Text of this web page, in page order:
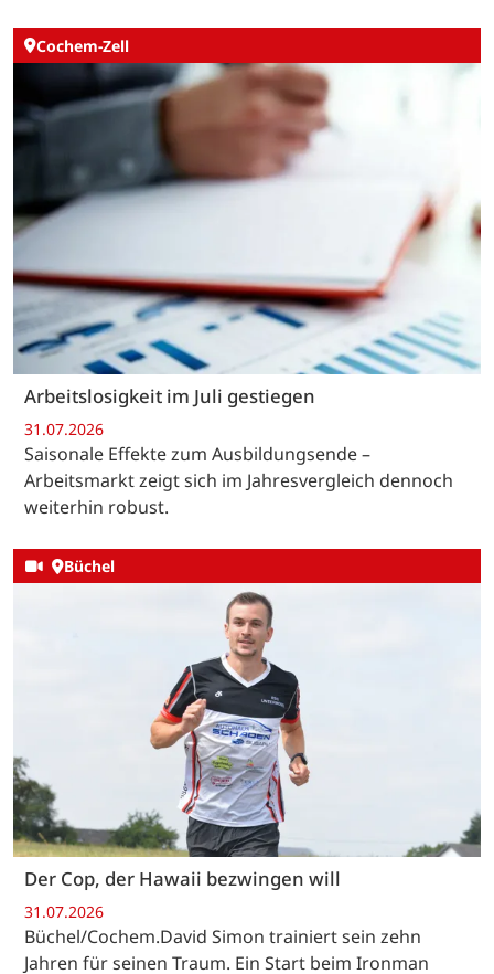
Cochem-Zell
Arbeitslosigkeit im Juli gestiegen
31.07.2026
Saisonale Effekte zum Ausbildungsende –
Arbeitsmarkt zeigt sich im Jahresvergleich dennoch
weiterhin robust.
Büchel
Der Cop, der Hawaii bezwingen will
31.07.2026
Büchel/Cochem.David Simon trainiert sein zehn
Jahren für seinen Traum. Ein Start beim Ironman